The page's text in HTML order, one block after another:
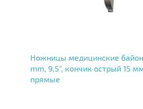
Ножницы медицинские
mm, 9,5”, кончик острый 15
прямые